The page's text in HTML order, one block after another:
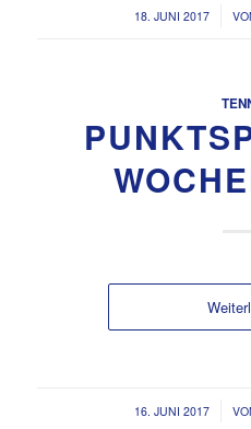
18. JUNI 2017
/
16. JUNI 2017
/